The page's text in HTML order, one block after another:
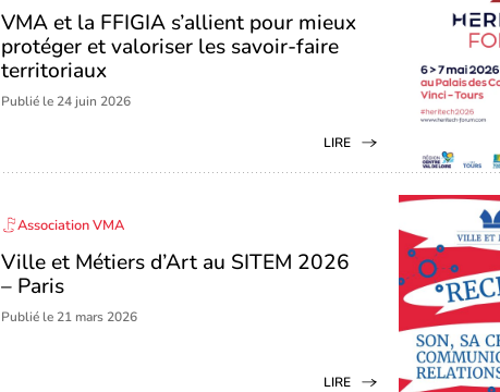
VMA et la FFIGIA s’allient pour mieux
protéger et valoriser les savoir-faire
territoriaux
Publié le 24 juin 2026
LIRE
Association VMA
Ville et Métiers d’Art au SITEM 2026
– Paris
Publié le 21 mars 2026
LIRE